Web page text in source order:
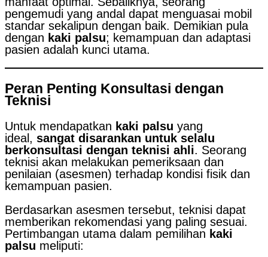
pengemudi yang andal dapat menguasai mobil
standar sekalipun dengan baik. Demikian pula
dengan kaki palsu; kemampuan dan adaptasi
pasien adalah kunci utama.
Peran Penting Konsultasi dengan
Teknisi
Untuk mendapatkan kaki palsu yang
ideal, sangat disarankan untuk selalu
berkonsultasi dengan teknisi ahli. Seorang
teknisi akan melakukan pemeriksaan dan
penilaian (asesmen) terhadap kondisi fisik dan
kemampuan pasien.
Berdasarkan asesmen tersebut, teknisi dapat
memberikan rekomendasi yang paling sesuai.
Pertimbangan utama dalam pemilihan kaki
palsu meliputi: